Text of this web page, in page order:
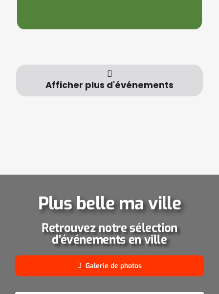
Afficher plus d'événements
Plus belle ma ville
Retrouvez notre sélection
d’événements en ville
Galerie de photos